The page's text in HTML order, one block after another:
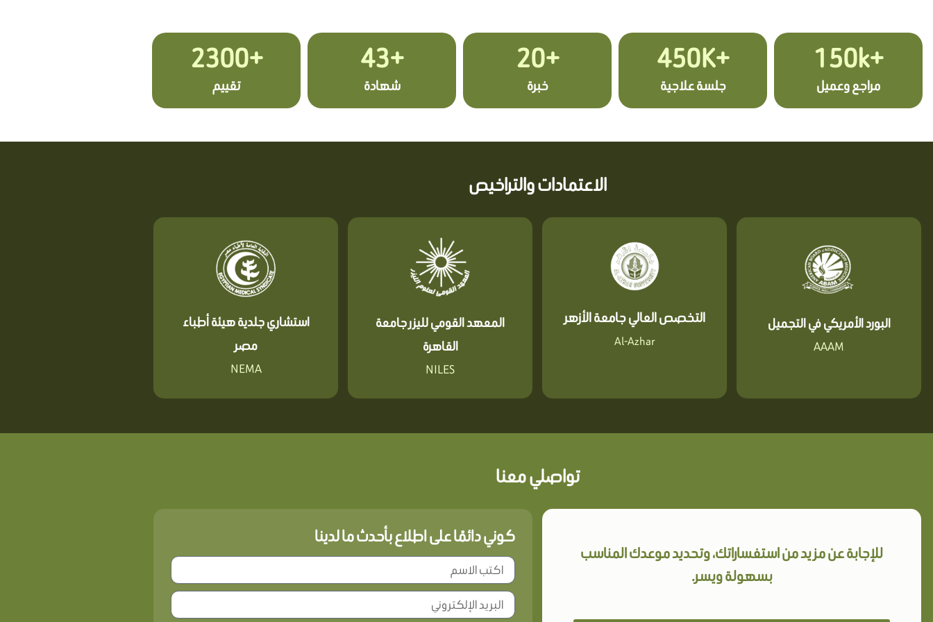
+150k
مراجع وعميل
+450K
جلسة علاجية
+20
خبرة
+43
شهادة
+2300
تقييم
الاعتمادات والتراخيص
البورد الأمريكي في التجميل
AAAM
التخصص العالي جامعة الأزهر
Al-Azhar
المعهد القومي لليزر جامعة
القاهرة
NILES
استشاري جلدية هيئة أطباء
مصر
NEMA
تواصلي معنا
للإجابة عن مزيد من استفساراتك، وتحديد موعدك المناسب
بسهولة ويسر.
كوني دائمًا على اطلاع بأحدث ما لدينا